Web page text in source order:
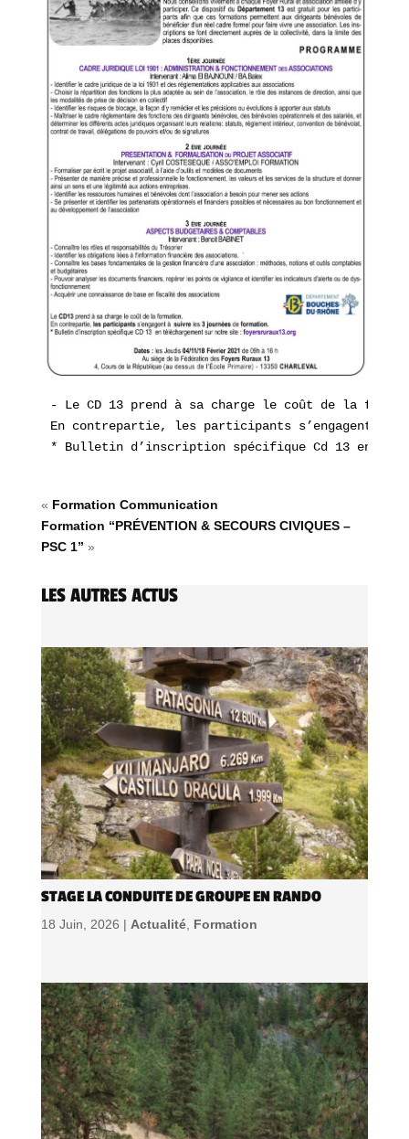
- Le CD 13 prend à sa charge le coût de la
En contrepartie, les participants s’engagent à
* Bulletin d’inscription spécifique Cd 13 en
« Formation Communication
Formation “PRÉVENTION & SECOURS CIVIQUES –
PSC 1” »
LES AUTRES ACTUS
STAGE LA CONDUITE DE GROUPE EN RANDO
18 Juin, 2026 | Actualité, Formation